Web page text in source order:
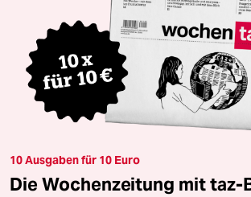
10 Ausgaben für 10 Euro
Die Wochenzeitung mit taz-